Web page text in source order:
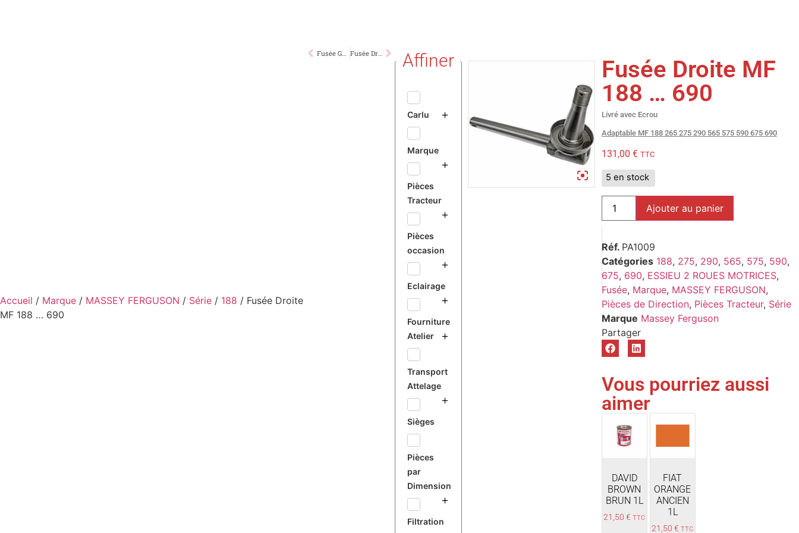
Accueil / Marque / MASSEY FERGUSON / Série / 188 / Fusée Droite
MF 188 … 690
Fusée Gauche MF 275 565 690 Fusée Droite ou Gauche MF 595 1080 Affiner
Carlu
Marque
Pièces
Tracteur
Pièces
occasion
Eclairage
Fourniture
Atelier
Transport
Attelage
Sièges
Pièces
par
Dimension
Filtration
Fusée Droite MF
188 … 690
Livré avec Ecrou
Adaptable MF 188 265 275 290 565 575 590 675 690
131,00 € TTC
5 en stock
Ajouter au panier
Réf. PA1009
Catégories 188, 275, 290, 565, 575, 590,
675, 690, ESSIEU 2 ROUES MOTRICES,
Fusée, Marque, MASSEY FERGUSON,
Pièces de Direction, Pièces Tracteur, Série
Marque Massey Ferguson
Vous pourriez aussi
aimer
DAVID
BROWN
BRUN 1L
21,50€ TTC
FIAT
ORANGE
ANCIEN
1L
21,50€ TTC